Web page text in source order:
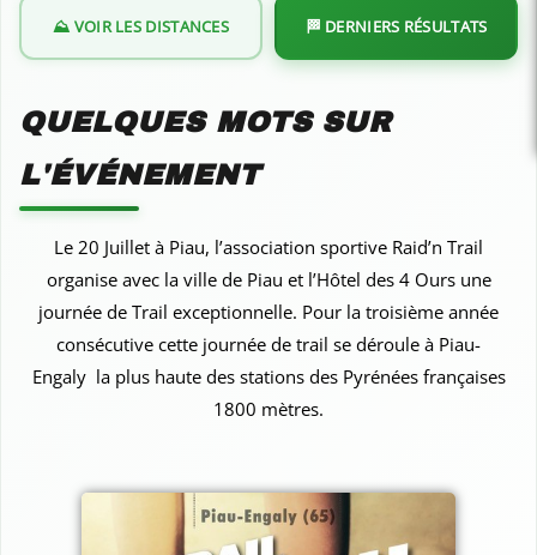
⛰️ VOIR LES DISTANCES 🏁 DERNIERS RÉSULTATS
QUELQUES MOTS SUR
L'ÉVÉNEMENT
Le 20 Juillet à Piau, l’association sportive Raid’n Trail
organise avec la ville de Piau et l’Hôtel des 4 Ours une
journée de Trail exceptionnelle. Pour la troisième année
consécutive cette journée de trail se déroule à Piau-
Engaly la plus haute des stations des Pyrénées françaises
1800 mètres.